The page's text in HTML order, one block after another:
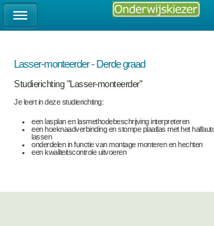
Lasser-monteerder - Derde graad
Studierichting "Lasser-monteerder"
Je leert in deze studierichting:
een lasplan en lasmethodebeschrijving interpreteren
een hoeknaadverbinding en stompe plaatlas met het
lassen
onderdelen in functie van montage monteren en hechten
een kwaliteitscontrole uitvoeren